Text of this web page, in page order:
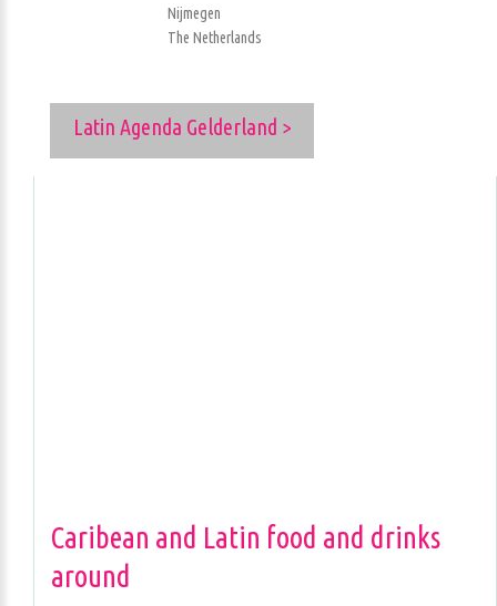
Nijmegen
The Netherlands
Latin Agenda Gelderland >
Caribean and Latin food and drinks
around